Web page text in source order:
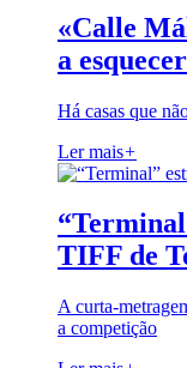
«Calle
a esquecer
Há casas que
Ler mais+
TIFF de
A curta-
a competição